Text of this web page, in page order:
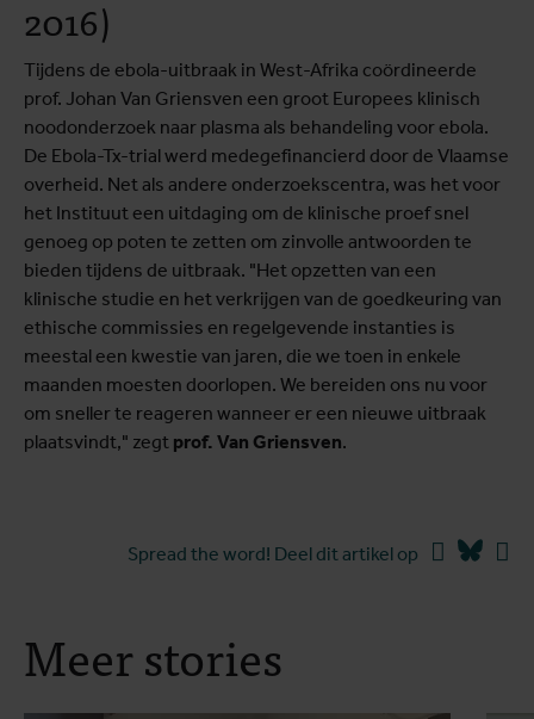
2016)
Tijdens de ebola-uitbraak in West-Afrika coördineerde
prof. Johan Van Griensven een groot Europees klinisch
noodonderzoek naar plasma als behandeling voor ebola.
De Ebola-Tx-trial werd medegefinancierd door de Vlaamse
overheid. Net als andere onderzoekscentra, was het voor
het Instituut een uitdaging om de klinische proef snel
genoeg op poten te zetten om zinvolle antwoorden te
bieden tijdens de uitbraak. "Het opzetten van een
klinische studie en het verkrijgen van de goedkeuring van
ethische commissies en regelgevende instanties is
meestal een kwestie van jaren, die we toen in enkele
maanden moesten doorlopen. We bereiden ons nu voor
om sneller te reageren wanneer er een nieuwe uitbraak
plaatsvindt," zegt prof. Van Griensven.
Spread the word! Deel dit artikel op Facebook
Meer stories